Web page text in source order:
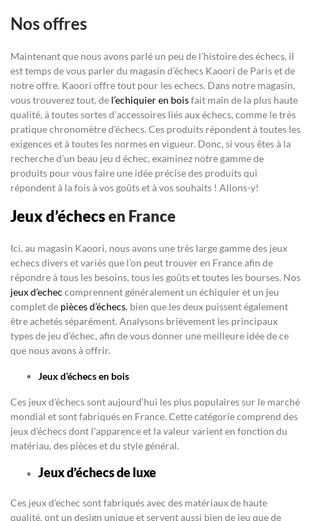
Nos offres
Maintenant que nous avons parlé un peu de l’histoire des échecs, il
est temps de vous parler du magasin d’échecs Kaoori de Paris et de
notre offre. Kaoori offre tout pour les echecs. Dans notre magasin,
vous trouverez tout, de l’echiquier en boisfait main de la plus haute
qualité, à toutes sortes d’accessoires liés aux échecs, comme le très
pratique chronomètre d’échecs. Ces produits répondent à toutes les
exigences et à toutes les normes en vigueur. Donc, si vous êtes à la
recherche d’un beau jeu d échec, examinez notre gamme de
produits pour vous faire une idée précise des produits qui
répondent à la fois à vos goûts et à vos souhaits ! Allons-y!
Jeux d’échecsen France
Ici, au magasin Kaoori, nous avons une très large gamme des jeux
echecs divers et variés que l’on peut trouver en France afin de
répondre à tous les besoins, tous les goûts et toutes les bourses. Nos
jeux d’echec comprennent généralement un échiquier et un jeu
complet de pièces d’échecs, bien que les deux puissent également
être achetés séparément. Analysons brièvement les principaux
types de jeu d’échec, afin de vous donner une meilleure idée de ce
que nous avons à offrir.
Jeux d’échecs en bois
Ces jeux d’échecs sont aujourd’hui les plus populaires sur le marché
mondial et sont fabriqués en France. Cette catégorie comprend des
jeux d’échecs dont l’apparence et la valeur varient en fonction du
matériau, des pièces et du style général.
Jeux d’échecs de luxe
Ces jeux d’echec sont fabriqués avec des matériaux de haute
qualité, ont un design unique et servent aussi bien de jeu que de